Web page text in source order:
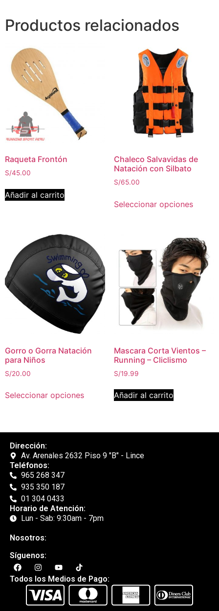
Productos relacionados
Raqueta Frontón
S/45.00
Añadir al carrito
Chaleco Salvavidas de
Natación con Silbato
S/65.00
Seleccionar opciones
Gorro o Gorra Natación
para Niños
S/20.00
Seleccionar opciones
Mascara Corta Vientos –
Running – Cliclismo
S/19.99
Añadir al carrito
Dirección:
Av. Arenales 2632 Piso 9 "B" - Lince
Teléfonos:
965 268 347
935 350 187
01 304 0433
Horario de Atención:
Lun - Sab: 9:30am - 7pm
Nosotros:
Síguenos:
Todos los Medios de Pago: